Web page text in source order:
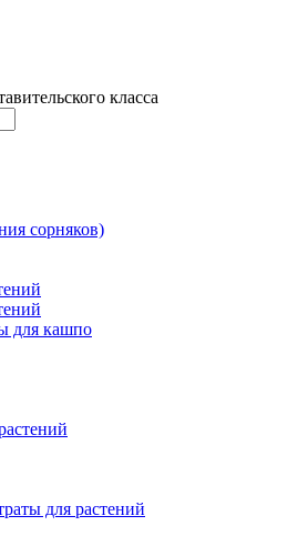
класса
сорняков)
для кашпо
для растений